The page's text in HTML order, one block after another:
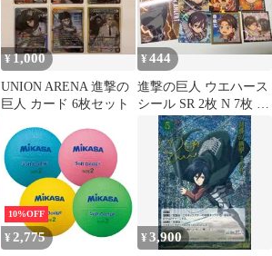
¥1,000
UNION ARENA 進撃の
巨人 カード 6枚セット
¥444
進撃の巨人 ウエハース
シール SR 2枚 N 7枚 カ
ード 1枚 まとめ売り
10%OFF
¥ 2,775 ¥3,900